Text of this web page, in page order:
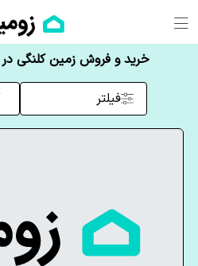
خرید و فروش زمین کلنگی
فیلتر